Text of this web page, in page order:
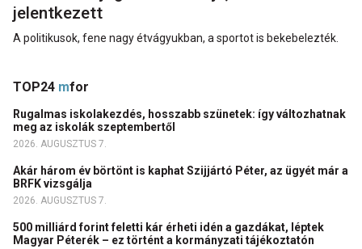
jelentkezett
A politikusok, fene nagy étvágyukban, a sportot is bekebelezték.
TOP24 mfor
Rugalmas iskolakezdés, hosszabb szünetek: így változhatnak
meg az iskolák szeptembertől
2026. AUGUSZTUS 7.
Akár három év börtönt is kaphat Szijjártó Péter, az ügyét már a
BRFK vizsgálja
2026. AUGUSZTUS 7.
500 milliárd forint feletti kár érheti idén a gazdákat, léptek
Magyar Péterék – ez történt a kormányzati tájékoztatón